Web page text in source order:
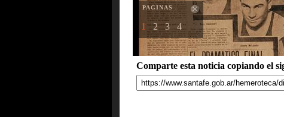
PAGINAS
1 2 3 4
Comparte esta noticia copiando el